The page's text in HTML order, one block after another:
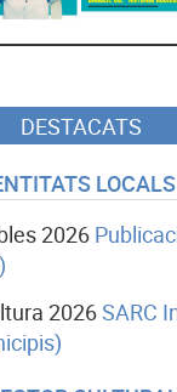
DESTACATS
LOCALS
2026
2026SARC